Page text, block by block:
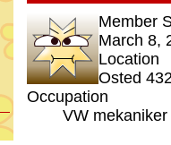
Member
March 8,
Location
Osted
Occupation
VW mekaniker